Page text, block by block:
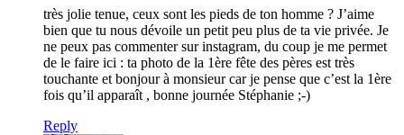
très jolie tenue, ceux sont les pieds de ton homme ? J’aime
bien que tu nous dévoile un petit peu plus de ta vie privée. Je
ne peux pas commenter sur instagram, du coup je me permet
de le faire ici : ta photo de la 1ère fête des pères est très
touchante et bonjour à monsieur car je pense que c’est la 1ère
fois qu’il apparaît , bonne journée Stéphanie ;-)
Reply